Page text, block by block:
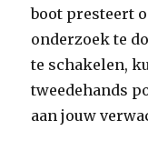
boot presteert
onderzoek te
te schakelen,
tweedehands
aan jouw